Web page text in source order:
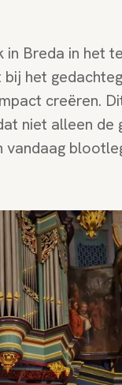
Breda in het
het
creëren.
niet alleen de
vandaag